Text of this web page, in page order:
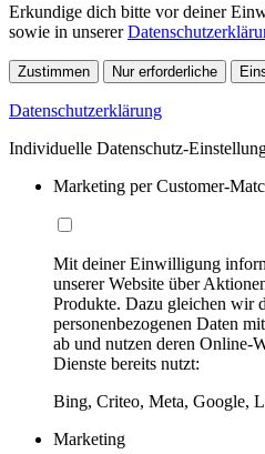
Erkundige dich bitte vor deiner
sowie in unserer
Zustimmen Nur erforderliche
Datenschutzerklärung
Individuelle Datenschutz-
Marketing per Customer-
Mit deiner Einwilligung
unserer Website über
Produkte. Dazu gleichen wir
personenbezogenen Daten
ab und nutzen deren Online-
Dienste bereits nutzt:
Bing, Criteo, Meta, Google,
Marketing